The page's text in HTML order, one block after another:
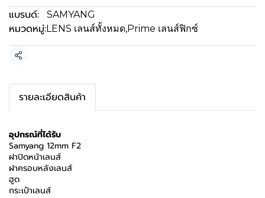
แบรนด์: SAMYANG
หมวดหมู่:LENS เลนส์ทั้งหมด,Prime เลนส์ฟิกซ์
แชร์
รายละเอียดสินค้า
อุปกรณ์ที่ได้รับ
Samyang 12mm F2
ฝาปิดหน้าเลนส์
ฝาครอบหลังเลนส์
ฮูด
กระเป๋าเลนส์